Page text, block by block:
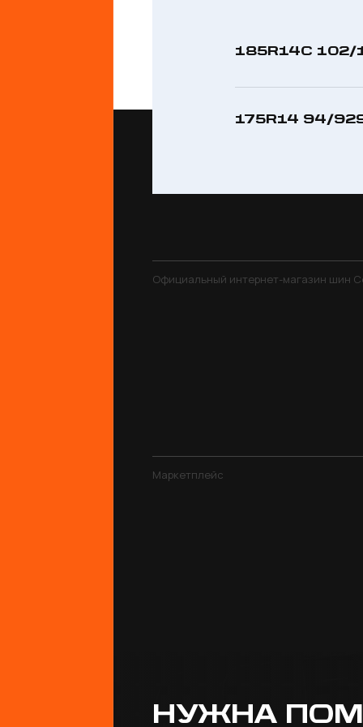
185R14C 102/
175R14 94/
Официальный интернет-магазин шин
Маркетплейс
НУЖНА